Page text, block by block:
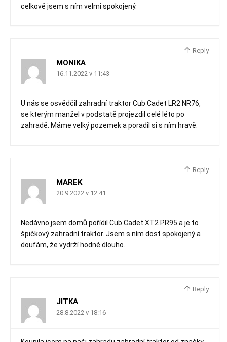
celkově jsem s ním velmi spokojený.
Reply
MONIKA
16.11.2022 v 11:43
U nás se osvědčil zahradní traktor Cub Cadet LR2 NR76,
se kterým manžel v podstatě projezdil celé léto po
zahradě. Máme velký pozemek a poradil si s ním hravě.
Reply
MAREK
20.9.2022 v 12:41
Nedávno jsem domů pořídil Cub Cadet XT2 PR95 a je to
špičkový zahradní traktor. Jsem s ním dost spokojený a
doufám, že vydrží hodně dlouho.
Reply
JITKA
28.8.2022 v 18:16